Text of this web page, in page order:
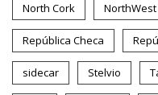
North Cork NorthWest
República Checa
sidecar Stelvio